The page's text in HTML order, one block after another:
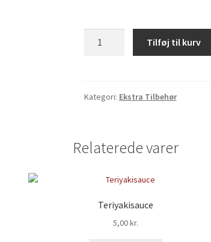
antal
Tilføj til kurv
Kategori: Ekstra Tilbehør
Relaterede varer
Teriyakisauce
5,00kr.